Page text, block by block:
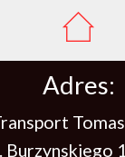
Adres:
Burzynskiego